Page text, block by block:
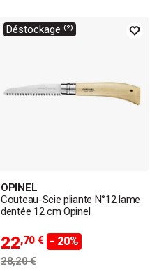
Déstockage ⁽²⁾
OPINEL
Couteau-Scie pliante N°12 lame
dentée 12 cm Opinel
22,70 € - 20%
28,20 €